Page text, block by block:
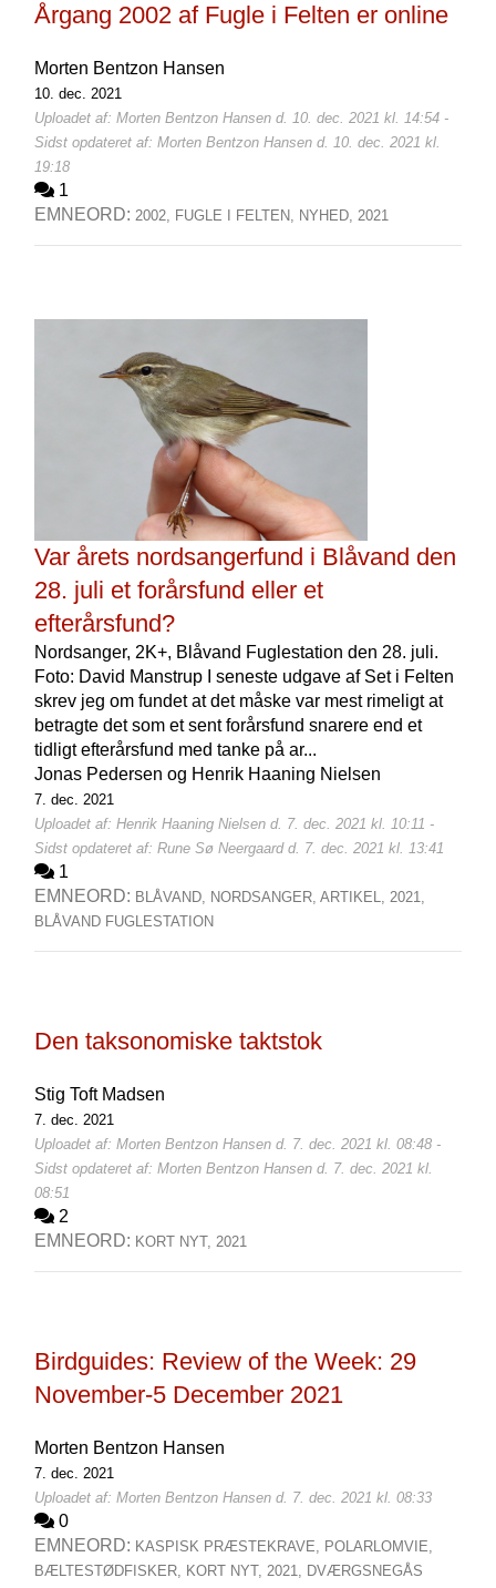
Årgang 2002 af Fugle i Felten er online
Morten Bentzon Hansen
10. dec. 2021
Uploadet af: Morten Bentzon Hansen d. 10. dec. 2021 kl. 14:54 -
Sidst opdateret af: Morten Bentzon Hansen d. 10. dec. 2021 kl.
19:18
1
EMNEORD: 2002, FUGLE I FELTEN, NYHED, 2021
Var årets nordsangerfund i Blåvand den
28. juli et forårsfund eller et
efterårsfund?
Nordsanger, 2K+, Blåvand Fuglestation den 28. juli.
Foto: David Manstrup I seneste udgave af Set i Felten
skrev jeg om fundet at det måske var mest rimeligt at
betragte det som et sent forårsfund snarere end et
tidligt efterårsfund med tanke på ar...
Jonas Pedersen og Henrik Haaning Nielsen
7. dec. 2021
Uploadet af: Henrik Haaning Nielsen d. 7. dec. 2021 kl. 10:11 -
Sidst opdateret af: Rune Sø Neergaard d. 7. dec. 2021 kl. 13:41
1
EMNEORD: BLÅVAND, NORDSANGER, ARTIKEL, 2021,
BLÅVAND FUGLESTATION
Den taksonomiske taktstok
Stig Toft Madsen
7. dec. 2021
Uploadet af: Morten Bentzon Hansen d. 7. dec. 2021 kl. 08:48 -
Sidst opdateret af: Morten Bentzon Hansen d. 7. dec. 2021 kl.
08:51
2
EMNEORD: KORT NYT, 2021
Birdguides: Review of the Week: 29
November-5 December 2021
Morten Bentzon Hansen
7. dec. 2021
Uploadet af: Morten Bentzon Hansen d. 7. dec. 2021 kl. 08:33
0
EMNEORD: KASPISK PRÆSTEKRAVE, POLARLOMVIE,
BÆLTESTØDFISKER, KORT NYT, 2021, DVÆRGSNEGÅS